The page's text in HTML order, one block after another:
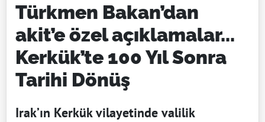
Türkmen Bakan’dan
akit’e özel açıklamalar...
Kerkük’te 100 Yıl Sonra
Tarihi Dönüş
Irak’ın Kerkük vilayetinde valilik